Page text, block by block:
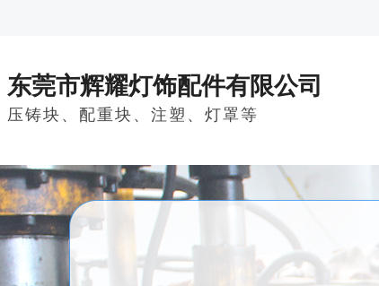
东莞市辉耀灯饰配件有限公司
压铸块、配重块、注塑、灯罩等